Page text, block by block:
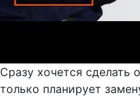
Сразу хочется сделать
только планирует